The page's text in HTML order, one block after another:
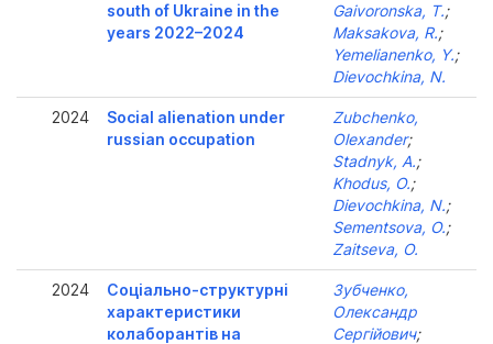
south of Ukraine in the
years 2022–2024
Gaivoronska, T.;
Maksakova, R.;
Yemelianenko, Y.;
Dievochkina, N.
2024
Social alienation under
russian occupation
Zubchenko,
Olexander;
Stadnyk, A.;
Khodus, O.;
Dievochkina, N.;
Sementsova, O.;
Zaitseva, O.
2024
Соціально-структурні
характеристики
колаборантів на
Зубченко,
Олександр
Сергійович;